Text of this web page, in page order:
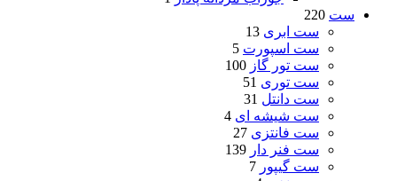
ست 220
ست ابری 13
ست اسپورت 5
ست تور گاز 100
ست توری 51
ست دانتل 31
ست شیشه ای 4
ست فانتزی 27
ست فنر دار 139
ست گیپور 7